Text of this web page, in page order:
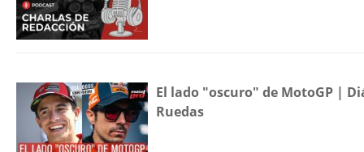
El lado "oscuro" de MotoGP |
Ruedas